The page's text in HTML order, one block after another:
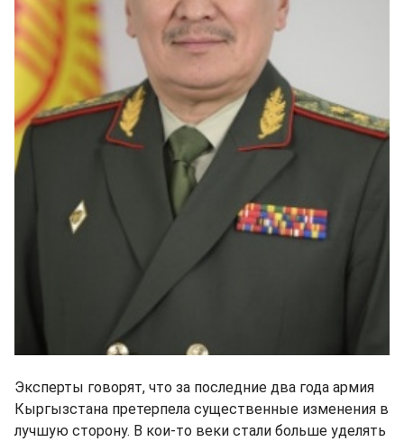
Эксперты говорят, что за последние два года армия
Кыргызстана претерпела существенные изменения в
лучшую сторону. В кои-то веки стали больше уделять